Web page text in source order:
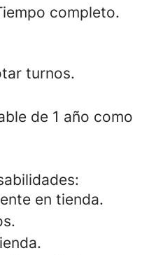
completo.
turnos.
de 1 año como
en tienda.